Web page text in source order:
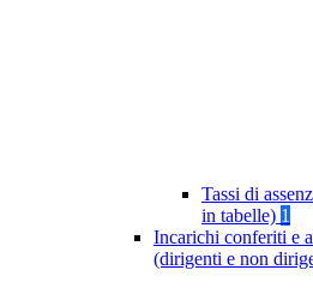
Tassi di
in tabelle) 1
Incarichi conferiti e
(dirigenti e non